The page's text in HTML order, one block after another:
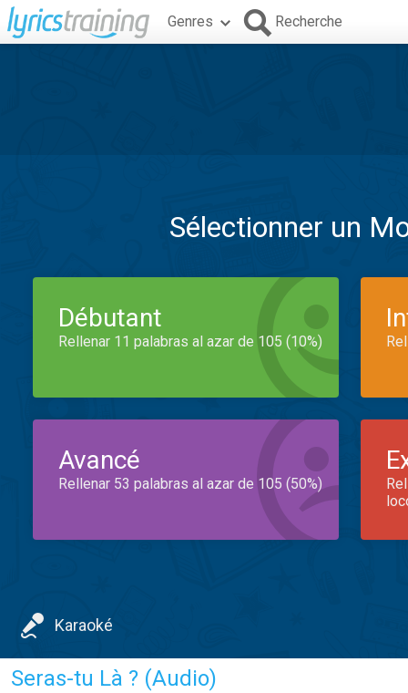
Genres Recherche
Sélectionner un
Débutant
Rellenar 11 palabras al azar de 105 (10%)
Avancé
Rellenar 53 palabras al azar de 105 (50%)
Karaoké
Seras-tu Là ? (Audio)